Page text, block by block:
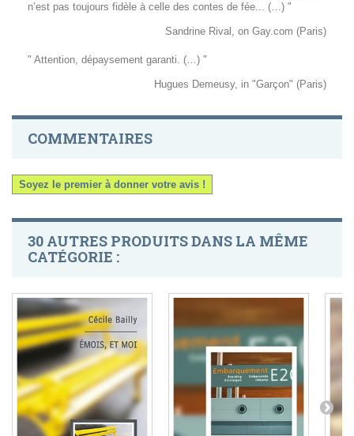
n’est pas toujours fidèle à celle des contes de fée... (…) "
Sandrine Rival, on Gay.com (Paris)
" Attention, dépaysement garanti. (…) "
Hugues Demeusy, in "Garçon" (Paris)
COMMENTAIRES
Soyez le premier à donner votre avis !
30 AUTRES PRODUITS DANS LA MÊME
CATÉGORIE :